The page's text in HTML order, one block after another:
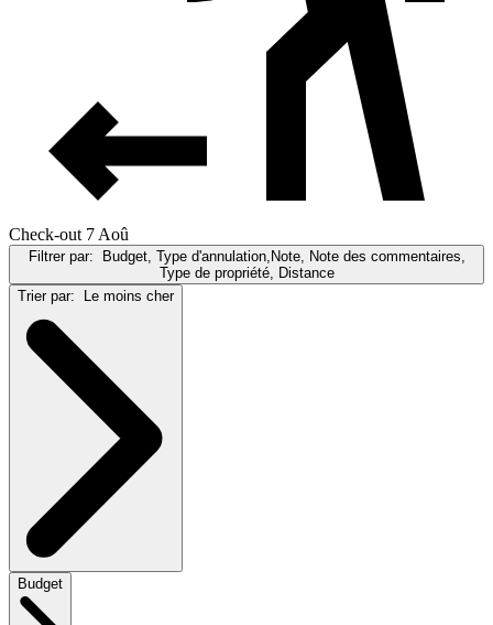
Check-out 7 Aoû
Filtrer par:
Budget, Type d'annulation,Note, Note des commentaires,
Type de propriété, Distance
Trier par:
Le moins cher
Budget